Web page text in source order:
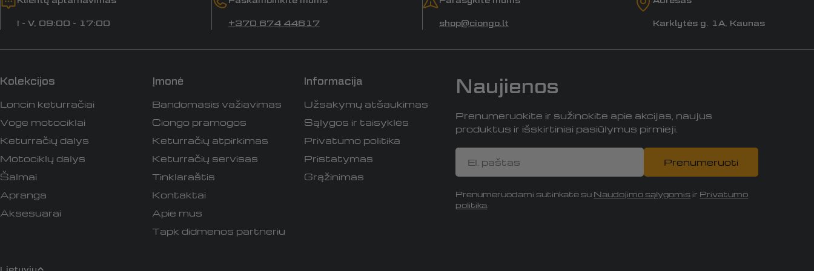
I - V, 09:00 - 17:00 +370 674 44617 shop@ciongo.lt Karklytės g. 1A, Kaunas
Kolekcijos
Loncin keturračiai
Voge motociklai
Keturračių dalys
Motociklų dalys
Šalmai
Apranga
Aksesuarai
Įmonė
Bandomasis važiavimas
Ciongo pramogos
Keturračių atpirkimas
Keturračių servisas
Tinklaraštis
Kontaktai
Apie mus
Tapk didmenos partneriu
Informacija
Užsakymų atšaukimas
Sąlygos ir taisyklės
Privatumo politika
Pristatymas
Grąžinimas
Naujienos
Prenumeruokite ir sužinokite apie akcijas, naujus
produktus ir išskirtiniai pasiūlymus pirmieji.
El.
paštas
Prenumeruoti
Prenumeruodami sutinkate su Naudojimo sąlygomis ir Privatumo
politika
Lietuvių